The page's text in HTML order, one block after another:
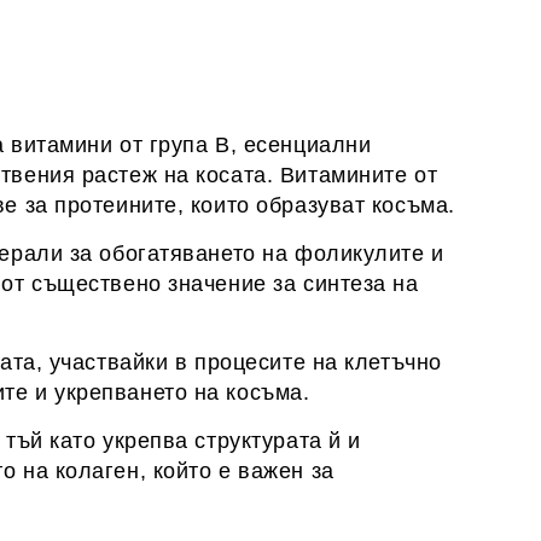
от група B, есенциални
растеж на косата. Витамините от
за протеините, които образуват косъма.
за обогатяването на фоликулите и
съществено значение за синтеза на
участвайки в процесите на клетъчно
и укрепването на косъма.
като укрепва структурата й и
на колаген, който е важен за